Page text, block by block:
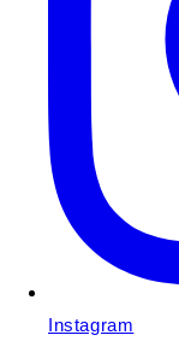
Instagram